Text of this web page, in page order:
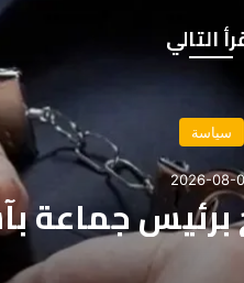
التالي
جماعة بآسفي